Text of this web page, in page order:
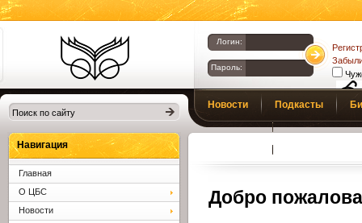
Библиотеки
Клина. Клинская
ЦБС.
Логин:
Пароль:
Новости Подкасты
Добро
Навигация
Главная
О ЦБС
Новости